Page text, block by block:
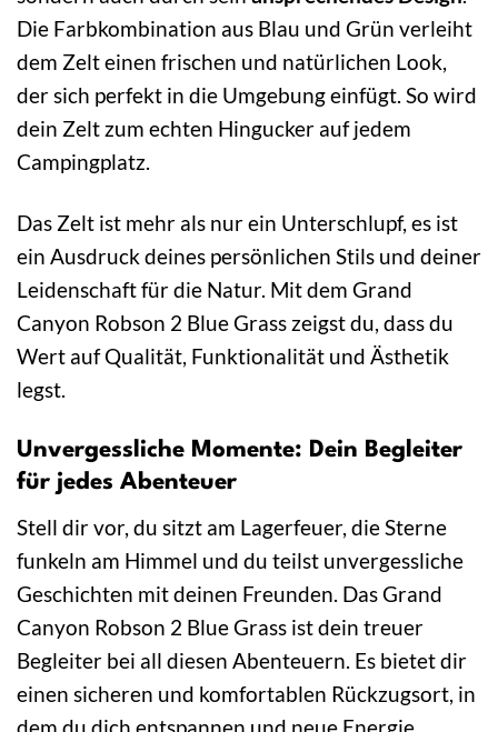
Die Farbkombination aus Blau und Grün verleiht
dem Zelt einen frischen und natürlichen Look,
der sich perfekt in die Umgebung einfügt. So wird
dein Zelt zum echten Hingucker auf jedem
Campingplatz.
Das Zelt ist mehr als nur ein Unterschlupf, es ist
ein Ausdruck deines persönlichen Stils und deiner
Leidenschaft für die Natur. Mit dem Grand
Canyon Robson 2 Blue Grass zeigst du, dass du
Wert auf Qualität, Funktionalität und Ästhetik
legst.
Unvergessliche Momente: Dein Begleiter
für jedes Abenteuer
Stell dir vor, du sitzt am Lagerfeuer, die Sterne
funkeln am Himmel und du teilst unvergessliche
Geschichten mit deinen Freunden. Das Grand
Canyon Robson 2 Blue Grass ist dein treuer
Begleiter bei all diesen Abenteuern. Es bietet dir
einen sicheren und komfortablen Rückzugsort, in